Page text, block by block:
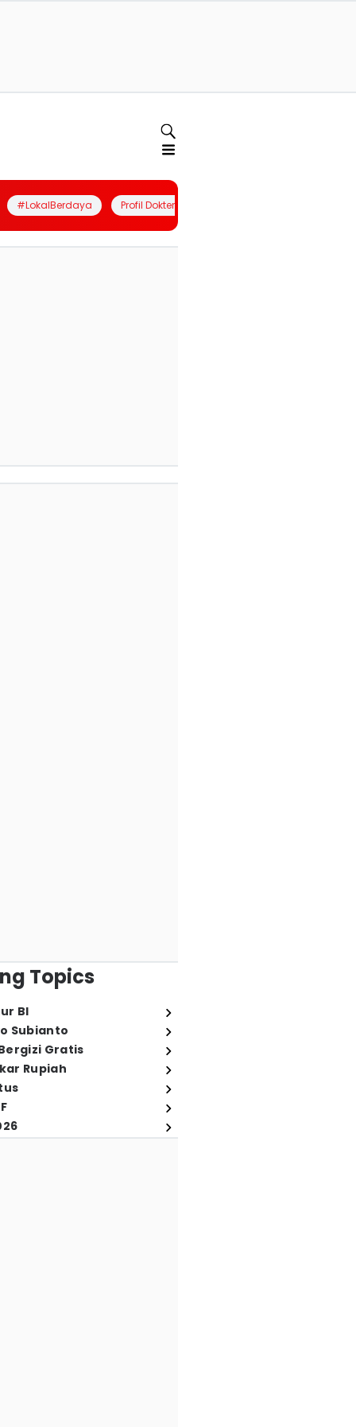
#LokalBerdaya Profil Dokter
Topics
BI
Subianto
Gratis
Rupiah